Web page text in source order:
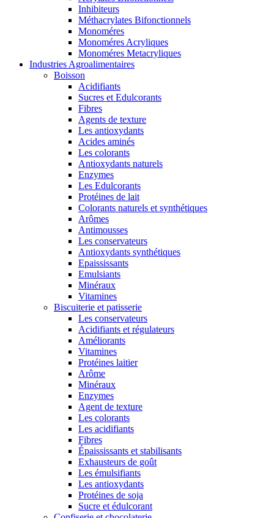
Inhibiteurs
Méthacrylates Bifonctionnels
Monoméres
Monoméres Acryliques
Monoméres Metacryliques
Industries Agroalimentaires
Boisson
Acidifiants
Sucres et Edulcorants
Fibres
Agents de texture
Les antioxydants
Acides aminés
Les colorants
Antioxydants naturels
Enzymes
Les Edulcorants
Protéines de lait
Colorants naturels et synthétiques
Arômes
Antimousses
Les conservateurs
Antioxydants synthétiques
Epaississants
Emulsiants
Minéraux
Vitamines
Biscuiterie et patisserie
Les conservateurs
Acidifiants et régulateurs
Améliorants
Vitamines
Protéines laitier
Arôme
Minéraux
Enzymes
Agent de texture
Les colorants
Les acidifiants
Fibres
Épaississants et stabilisants
Exhausteurs de goût
Les émulsifiants
Les antioxydants
Protéines de soja
Sucre et édulcorant